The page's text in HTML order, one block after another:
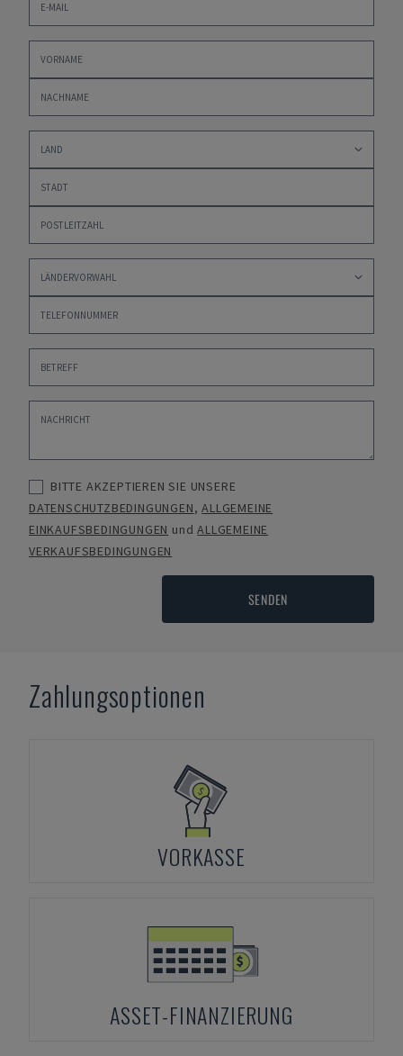
BITTE AKZEPTIEREN SIE UNSERE
DATENSCHUTZBEDINGUNGEN,ALLGEMEINE
EINKAUFSBEDINGUNGEN undALLGEMEINE
VERKAUFSBEDINGUNGEN
SENDEN
Zahlungsoptionen
VORKASSE
ASSET-FINANZIERUNG